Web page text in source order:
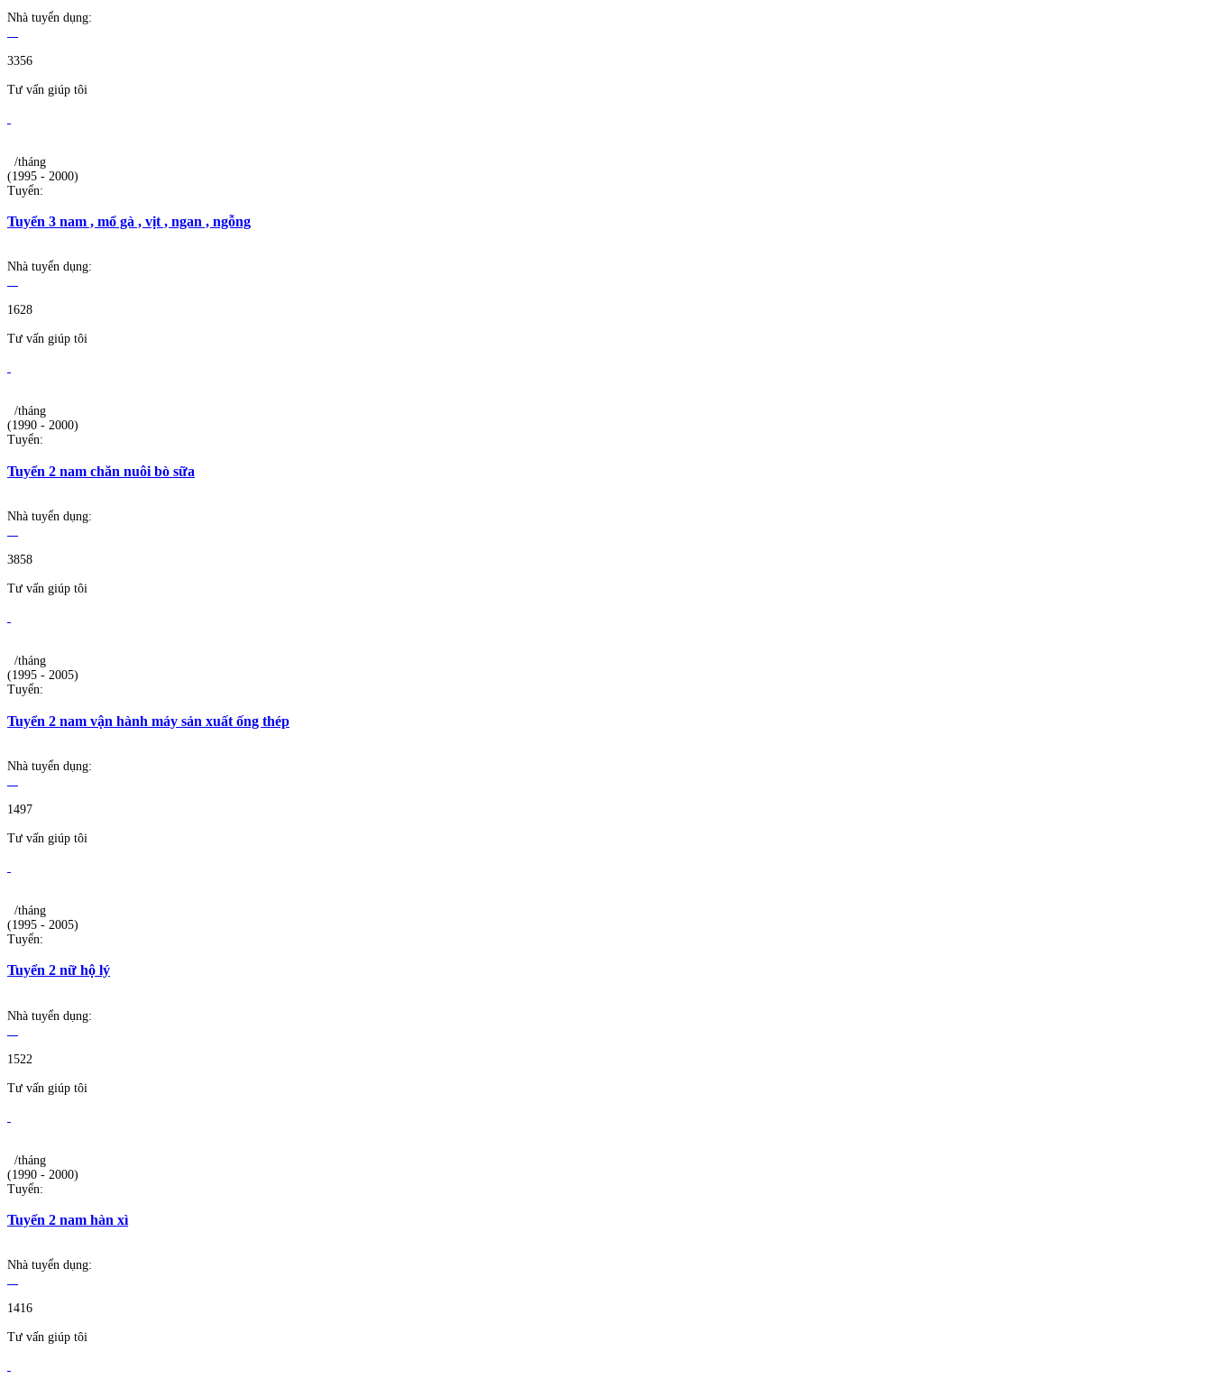
Nhà tuyển dụng:
3356
Tư vấn giúp tôi
/tháng
(1995 - 2000)
Tuyển:
Tuyển 3 nam , mổ gà , vịt , ngan , ngỗng
Nhà tuyển dụng:
1628
Tư vấn giúp tôi
/tháng
(1990 - 2000)
Tuyển:
Tuyển 2 nam chăn nuôi bò sữa
Nhà tuyển dụng:
3858
Tư vấn giúp tôi
/tháng
(1995 - 2005)
Tuyển:
Tuyển 2 nam vận hành máy sản xuất ống thép
Nhà tuyển dụng:
1497
Tư vấn giúp tôi
/tháng
(1995 - 2005)
Tuyển:
Tuyển 2 nữ hộ lý
Nhà tuyển dụng:
1522
Tư vấn giúp tôi
/tháng
(1990 - 2000)
Tuyển:
Tuyển 2 nam hàn xì
Nhà tuyển dụng:
1416
Tư vấn giúp tôi